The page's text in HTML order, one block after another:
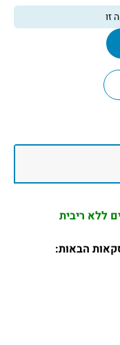
זו
עד 12 תשלומים ללא ריבית
הבאות: